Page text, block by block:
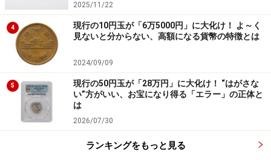
2025/11/22
4
現行の10円玉が「6万5000円」に大化け！ よ～く
見ないと分からない、高額になる貨幣の特徴とは
2024/09/09
5
現行の50円玉が「28万円」に大化け！ “はがさな
い”方がいい、お宝になり得る「エラー」の正体と
は
2026/07/30
ランキングをもっと見る